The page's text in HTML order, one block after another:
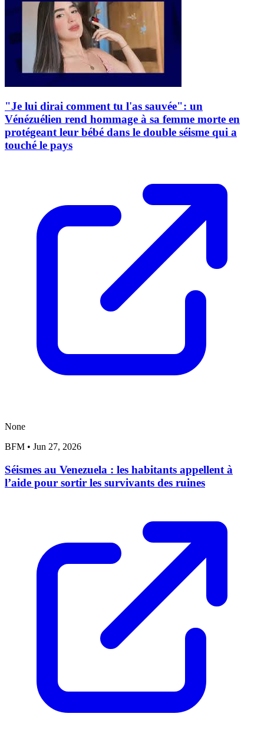
"Je lui dirai comment tu l'as sauvée": un
Vénézuélien rend hommage à sa femme morte en
protégeant leur bébé dans le double séisme qui a
touché le pays
None
BFM • Jun 27, 2026
Séismes au Venezuela : les habitants appellent à
l’aide pour sortir les survivants des ruines